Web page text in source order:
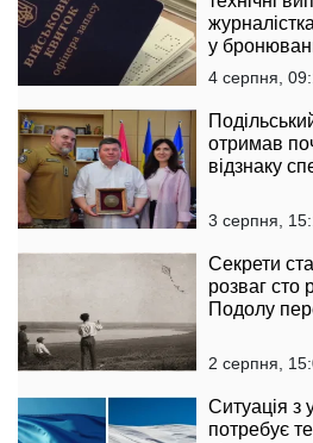
у
4 серпня,
отримав
відзнаку
3 серпня,
Секрети
розваг сто
Подолу
2 серпня,
Ситуація з
потребує